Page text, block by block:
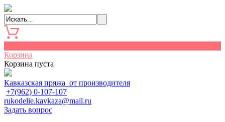
Корзина
Корзина пуста
Кавказская пряжа от производителя
+7(962) 0-107-107
rukodelie.kavkaza@mail.ru
Задать вопрос